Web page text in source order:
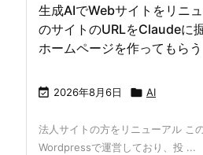
生成AIでWebサイトをリニ
のサイトのURLをClaude
ホームページを作ってもらう
 2026年8月6日  AI
法人サイトの方をリニューアル こ
Wordpressで運営しており、投 ...